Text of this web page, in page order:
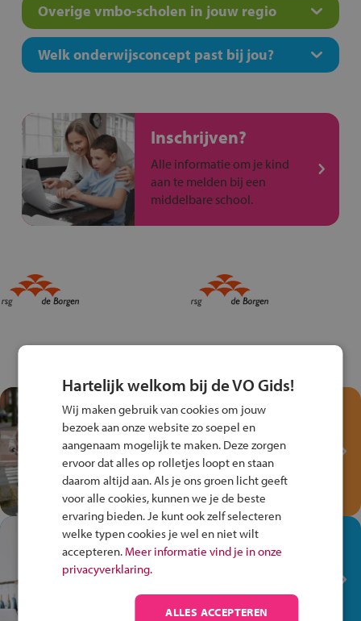
Overige vmbo-scholen in jouw regio
Welk onderwijsconcept past bij jou?
Inschrijven?
Alle informatie om je kind
aan te melden bij een
middelbare school.
Test je kennis met het
Fiets Veilig
Verkeersspel!
Speel het Fiets Veilig Verkeersspel
en win een Cortina-fiets!
In de winkel ben je op je
plek!
op de winkelvloer, waar elke dag
Hartelijk welkom bij de VO Gids!
Wij maken gebruik van cookies om jouw
bezoek aan onze website zo soepel en
aangenaam mogelijk te maken. Deze zorgen
ervoor dat alles op rolletjes loopt en staan
daarom altijd aan. Als je ons groen licht geeft
voor alle cookies, kunnen we je de beste
ervaring bieden. Je kunt ook zelf selecteren
welke typen cookies je wel en niet wilt
accepteren. Meer informatie vind je in onze
privacyverklaring.
ALLES ACCEPTEREN